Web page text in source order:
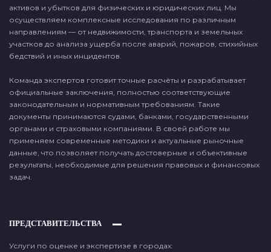
активов и убытков для физических и юридических лиц. Мы
осуществляем комплексные исследования по различным
направлениям — от недвижимости, транспорта и земельных
участков до анализа ущерба после аварий, пожаров, стихийных
бедствий и иных инцидентов.
Команда экспертов готовит точные расчёты и разрабатывает
официальные заключения, полностью соответствующие
законодательным и нормативным требованиям. Такие
документы принимаются судами, банками, государственными
органами и страховыми компаниями. В своей работе мы
применяем современные методики и актуальные рыночные
данные, что позволяет получать достоверные и объективные
результаты, необходимые для решения правовых и финансовых
задач.
ПРЕДСТАВИТЕЛЬСТВА
Услуги по оценке и экспертизе в городах: